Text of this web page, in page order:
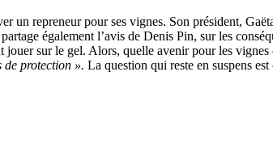
repreneur pour ses vignes. Son président,
également l’avis de Denis Pin, sur les
sur le gel. Alors, quelle avenir pour les
de protection ». La question qui reste en suspens